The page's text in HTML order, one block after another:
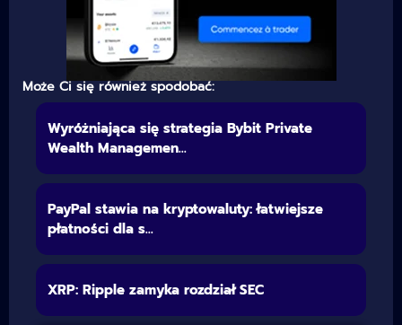
Może Ci się również spodobać:
Wyróżniająca się strategia Bybit Private
Wealth Managemen...
PayPal stawia na kryptowaluty: łatwiejsze
płatności dla s...
XRP: Ripple zamyka rozdział SEC